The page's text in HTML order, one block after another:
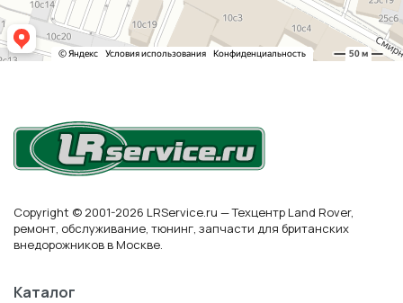
Copyright © 2001-2026 LRService.ru — Техцентр Land Rover,
ремонт, обслуживание, тюнинг, запчасти для британских
внедорожников в Москве.
Каталог